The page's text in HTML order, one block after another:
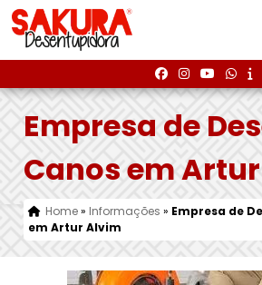
Empresa de
Canos em
Home» Informações » Empresa de
em Artur Alvim